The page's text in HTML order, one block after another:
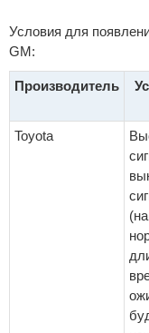
Условия для
GM:
Производитель
Toyota